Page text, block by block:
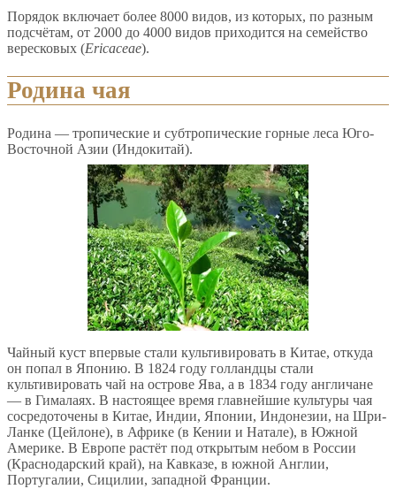
Порядок включает более 8000 видов, из которых, по разным
подсчётам, от 2000 до 4000 видов приходится на семейство
вересковых (Ericaceae).
Родина чая
Родина — тропические и субтропические горные леса Юго-
Восточной Азии (Индокитай).
Чайный куст впервые стали культивировать в Китае, откуда
он попал в Японию. В 1824 году голландцы стали
культивировать чай на острове Ява, а в 1834 году англичане
— в Гималаях. В настоящее время главнейшие культуры чая
сосредоточены в Китае, Индии, Японии, Индонезии, на Шри-
Ланке (Цейлоне), в Африке (в Кении и Натале), в Южной
Америке. В Европе растёт под открытым небом в России
(Краснодарский край), на Кавказе, в южной Англии,
Португалии, Сицилии, западной Франции.